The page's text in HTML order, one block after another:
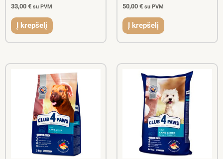
33,00 € su PVM
Į krepšelį
50,00 € su PVM
Į krepšelį